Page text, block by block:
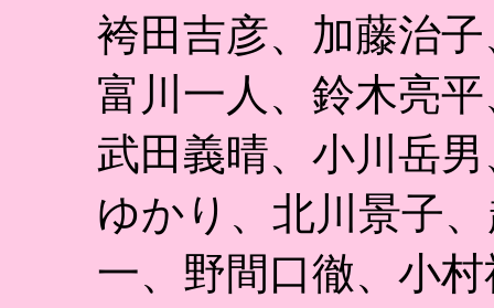
袴田吉彦、加藤治
富川一人、鈴木亮
武田義晴、小川岳
ゆかり、北川景子
一、野間口徹、小